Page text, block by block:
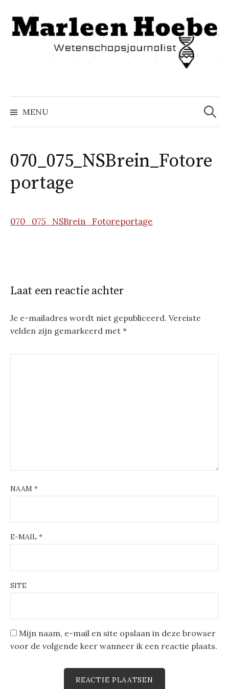
inhoud
springen
MENU
Zoeken
naar:
070_075_NSBrein_Fotore
portage
070_075_NSBrein_Fotoreportage
Laat een reactie achter
Je e-mailadres wordt niet gepubliceerd. Vereiste
velden zijn gemarkeerd met *
NAAM *
E-MAIL *
SITE
Mijn naam, e-mail en site opslaan in deze browser
voor de volgende keer wanneer ik een reactie plaats.